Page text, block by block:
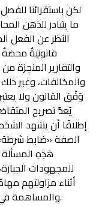
لكن باستقرائنا
ما يتبادر للذهن
النظر عن الفعل
قانونيةٌ
والتقارير المنجزة
والمخالفات، وغير
وَفْق القانون ولا
يُعدُّ تصريح
إطلاقًا أن يشهد
الصفة «ضابط شرطة»
هَذِهِ
للمجهودات
أثناء مزاولتهم
والمساهمة في استقراره بقدر ما هو تحليل قانوني محض.